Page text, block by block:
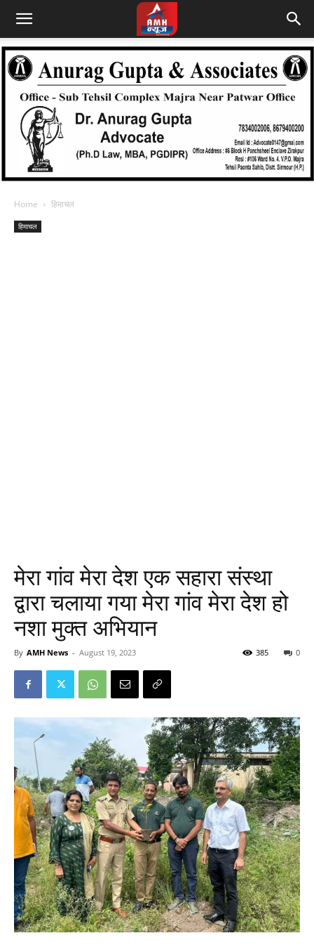
Home हिमाचल
हिमाचल
मेरा गांव मेरा देश एक सहारा संस्था
द्वारा चलाया गया मेरा गांव मेरा देश हो
नशा मुक्त अभियान
By AMH News - August 19, 2023 0
385